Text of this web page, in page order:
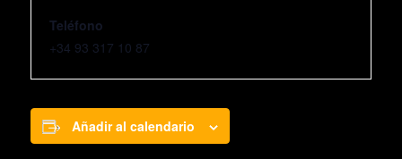
Teléfono
+34 93 317 10 87
Añadir al calendario